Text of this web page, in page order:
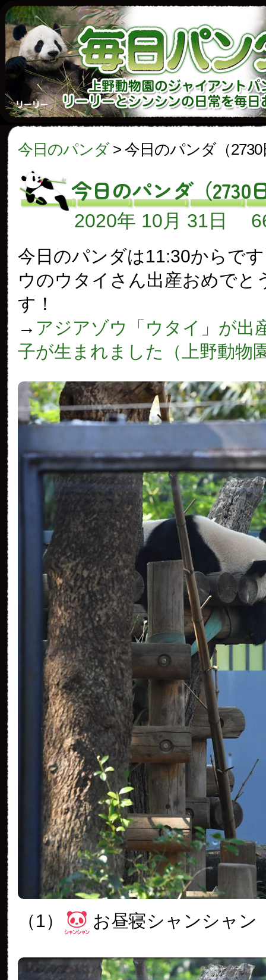
今日のパンダ> 今日のパンダ（2730
今日のパンダ（2730
2020年 10月 31日
今日のパンダは11:30からで
ウのウタイさん出産おめでと
す！
→ アジアゾウ「ウタイ」が出
子が生まれました（上野動物
（1） お昼寝シャンシャン